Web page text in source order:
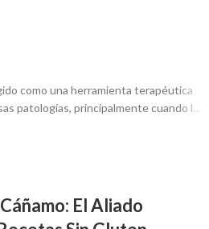
como una herramienta terapéutica
patologías, principalmente cuando l...
El Aliado